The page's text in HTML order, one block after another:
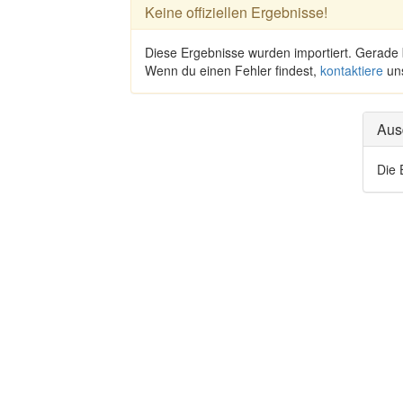
Keine offiziellen Ergebnisse!
Diese Ergebnisse wurden importiert.
Wenn du einen Fehler findest, kontaktiere
Die